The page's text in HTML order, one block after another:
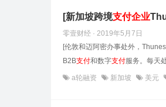
[新加坡跨境支付企业
零壹财经 · 2019年5月7日
[伦敦和迈阿密办事处外，
B2B支付和数字支付服务。每天
a轮融资 新加坡 美元